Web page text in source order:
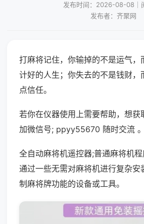
发布时间：2026-08-08｜
发布者：齐聚网
打麻将记住，你输掉的不是运气，
计好的人生；你失去的不是钱财，
点信任。
若你在仪器使用上需要帮助，想获
加微信号; ppyy55670 随时交流 。
全自动麻将机遥控器;普通麻将机
通过一些无需对麻将机进行复杂安
制麻将牌功能的设备或工具。